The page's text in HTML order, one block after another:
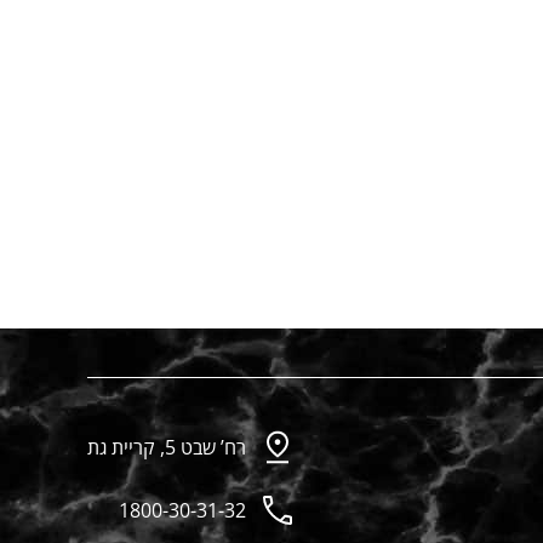
רח’ שבט 5, קריית גת
1800-30-31-32